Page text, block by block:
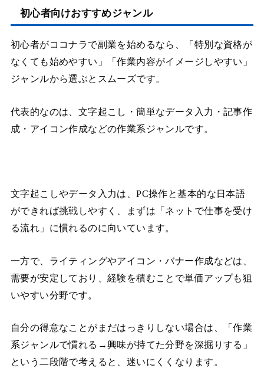
初心者向けおすすめジャンル
初心者がココナラで副業を始めるなら、「特別な資格が
なくても始めやすい」「作業内容がイメージしやすい」
ジャンルから選ぶとスムーズです。
代表的なのは、文字起こし・簡単なデータ入力・記事作
成・アイコン作成などの作業系ジャンルです。
文字起こしやデータ入力は、PC操作と基本的な日本語
ができれば挑戦しやすく、まずは「ネットで仕事を受け
る流れ」に慣れるのに向いています。
一方で、ライティングやアイコン・バナー作成などは、
需要が安定しており、経験を積むことで単価アップも狙
いやすい分野です。
自分の得意なことがまだはっきりしない場合は、「作業
系ジャンルで慣れる→興味が持てた分野を深掘りする」
という二段階で考えると、迷いにくくなります。